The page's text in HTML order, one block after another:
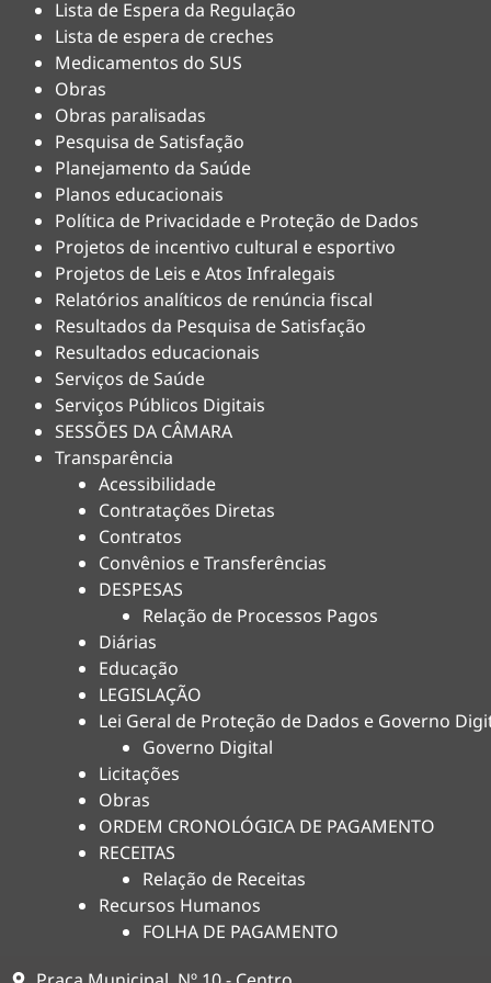
Lista de Espera da Regulação
Lista de espera de creches
Medicamentos do SUS
Obras
Obras paralisadas
Pesquisa de Satisfação
Planejamento da Saúde
Planos educacionais
Política de Privacidade e Proteção de Dados
Projetos de incentivo cultural e esportivo
Projetos de Leis e Atos Infralegais
Relatórios analíticos de renúncia fiscal
Resultados da Pesquisa de Satisfação
Resultados educacionais
Serviços de Saúde
Serviços Públicos Digitais
SESSÕES DA CÂMARA
Transparência
Acessibilidade
Contratações Diretas
Contratos
Convênios e Transferências
DESPESAS
Relação de Processos Pagos
Diárias
Educação
LEGISLAÇÃO
Lei Geral de Proteção de Dados e Governo
Governo Digital
Licitações
Obras
ORDEM CRONOLÓGICA DE PAGAMENTO
RECEITAS
Relação de Receitas
Recursos Humanos
FOLHA DE PAGAMENTO